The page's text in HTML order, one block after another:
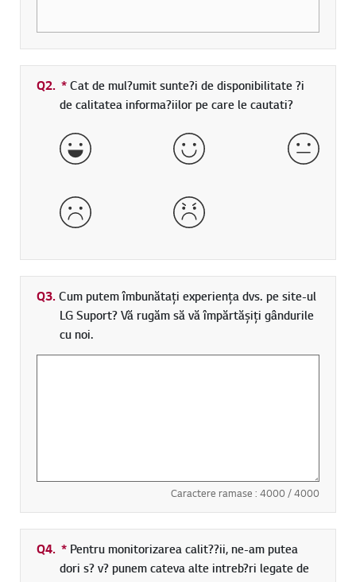
Q2. *Camp obligatoriu
Cat de mul?umit sunte?i de disponibilitate ?i
de calitatea informa?iilor pe care le cautati?
Foarte Satisfacut Satisfacut Nici
Nesatisfacut Foarte Nesatisfacut
Q3.Cum putem îmbunătați experiența dvs. pe site-ul
LG Suport? Vă rugăm să vă împărtășiți gândurile
cu noi.
Caractere ramase : 4000/ 4000
Q4. * Camp obligatoriu
Pentru monitorizarea calit??ii, ne-am putea
dori s? v? punem cateva alte intreb?ri legate de